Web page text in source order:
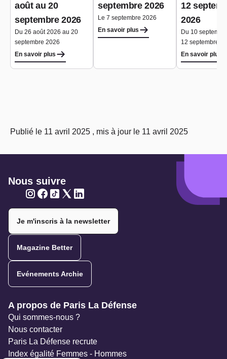
août au 20
septembre 2026
Du 26 août 2026 au 20
septembre 2026
En savoir plus
septembre 2026
Le 7 septembre 2026
En savoir plus
12
2026
Du 10
12 septembre
En savoir plus
Publié le 11 avril 2025 , mis à jour le 11 avril 2025
Nous suivre
Je m'inscris à la newsletter
Magazine Better
Evénements Archie
Navigation secondaire
A propos de Paris La Défense
Qui sommes-nous ?
Nous contacter
Paris La Défense recrute
Index égalité Femmes - Hommes